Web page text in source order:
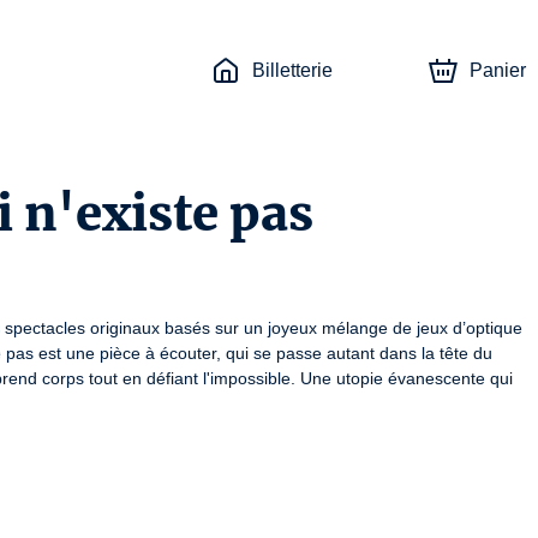
Billetterie Panier
n'existe pas
originaux basés sur un joyeux mélange de jeux d’optique
pas est une pièce à écouter, qui se passe autant dans la tête du
corps tout en défiant l'impossible. Une utopie évanescente qui